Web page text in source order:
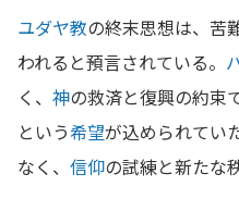
ユダヤ教の終末思想は、苦
われると預言されている。
く、 神の救済と復興の約束
という希望が込められてい
なく、 信仰の試練と新たな